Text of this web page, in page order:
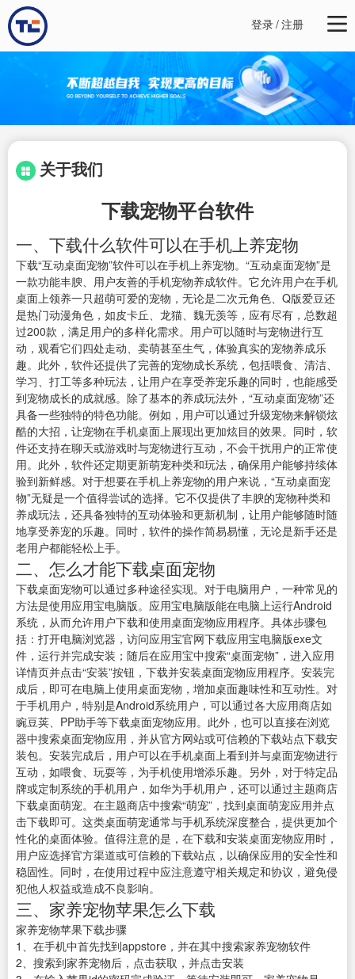
登录/注册
关于我们
下载宠物平台软件
一、下载什么软件可以在手机上养宠物
下载“互动桌面宠物”软件可以在手机上养宠物。“互动桌面宠物”是
一款功能丰腴、用户友善的手机宠物养成软件。它允许用户在手机
桌面上领养一只超萌可爱的宠物，无论是二次元角色、Q版爱豆还
是热门动漫角色，如皮卡丘、龙猫、魏无羡等，应有尽有，总数超
过200款，满足用户的多样化需求。用户可以随时与宠物进行互
动，观看它们四处走动、卖萌甚至生气，体验真实的宠物养成乐
趣。此外，软件还提供了完善的宠物成长系统，包括喂食、清洁、
学习、打工等多种玩法，让用户在享受养宠乐趣的同时，也能感受
到宠物成长的成就感。除了基本的养成玩法外，“互动桌面宠物”还
具备一些独特的特色功能。例如，用户可以通过升级宠物来解锁炫
酷的大招，让宠物在手机桌面上展现出更加炫目的效果。同时，软
件还支持在聊天或游戏时与宠物进行互动，不会干扰用户的正常使
用。此外，软件还定期更新萌宠种类和玩法，确保用户能够持续体
验到新鲜感。对于想要在手机上养宠物的用户来说，“互动桌面宠
物”无疑是一个值得尝试的选择。它不仅提供了丰腴的宠物种类和
养成玩法，还具备独特的互动体验和更新机制，让用户能够随时随
地享受养宠的乐趣。同时，软件的操作简易易懂，无论是新手还是
老用户都能轻松上手。
二、怎么才能下载桌面宠物
下载桌面宠物可以通过多种途径实现。对于电脑用户，一种常见的
方法是使用应用宝电脑版。应用宝电脑版能在电脑上运行Android
系统，从而允许用户下载和使用桌面宠物应用程序。具体步骤包
括：打开电脑浏览器，访问应用宝官网下载应用宝电脑版exe文
件，运行并完成安装；随后在应用宝中搜索“桌面宠物”，进入应用
详情页并点击“安装”按钮，下载并安装桌面宠物应用程序。安装完
成后，即可在电脑上使用桌面宠物，增加桌面趣味性和互动性。对
于手机用户，特别是Android系统用户，可以通过各大应用商店如
豌豆荚、PP助手等下载桌面宠物应用。此外，也可以直接在浏览
器中搜索桌面宠物应用，并从官方网站或可信赖的下载站点下载安
装包。安装完成后，用户可以在手机桌面上看到并与桌面宠物进行
互动，如喂食、玩耍等，为手机使用增添乐趣。另外，对于特定品
牌或定制系统的手机用户，如华为手机用户，还可以通过主题商店
下载桌面萌宠。在主题商店中搜索“萌宠”，找到桌面萌宠应用并点
击下载即可。这类桌面萌宠通常与手机系统深度整合，提供更加个
性化的桌面体验。值得注意的是，在下载和安装桌面宠物应用时，
用户应选择官方渠道或可信赖的下载站点，以确保应用的安全性和
稳固性。同时，在使用过程中应注意遵守相关规定和协议，避免侵
犯他人权益或造成不良影响。
三、家养宠物苹果怎么下载
家养宠物苹果下载步骤
1、在手机中首先找到appstore，并在其中搜索家养宠物软件
2、搜索到家养宠物后，点击获取，并点击安装